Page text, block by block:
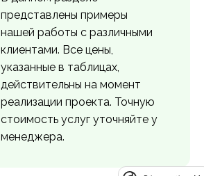
представлены примеры
нашей работы с различными
клиентами. Все цены,
указанные в таблицах,
действительны на момент
реализации проекта. Точную
стоимость услуг уточняйте у
менеджера.